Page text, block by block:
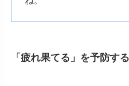
「疲れ果てる」を予防する